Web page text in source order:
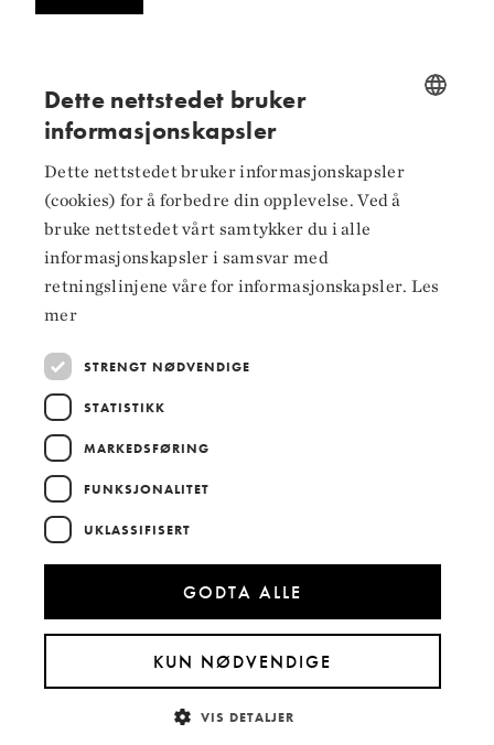
Følg oss på
Facebook
Instagram
LinkedIn
Hoved­samarbeidspartnere
ENGLISH
Dette nettstedet bruker
informasjonskapsler
Dette nettstedet bruker informasjonskapsler
(cookies) for å forbedre din opplevelse. Ved å
bruke nettstedet vårt samtykker du i alle
informasjonskapsler i samsvar med
retningslinjene våre for informasjonskapsler. Les
mer
STRENGT NØDVENDIGE
STATISTIKK
MARKEDSFØRING
FUNKSJONALITET
UKLASSIFISERT
GODTA ALLE
KUN NØDVENDIGE
VIS DETALJER